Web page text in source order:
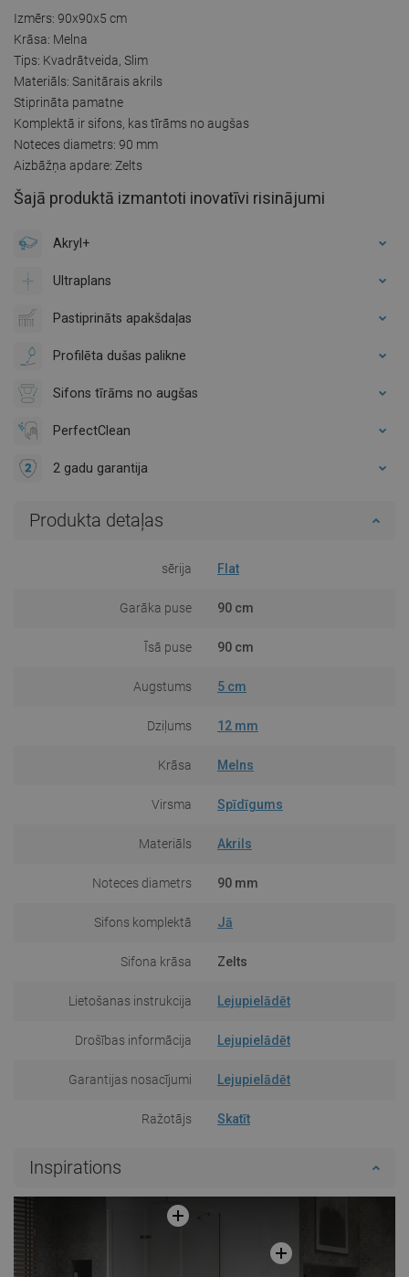
Izmērs: 90x90x5 cm
Krāsa: Melna
Tips: Kvadrātveida, Slim
Materiāls: Sanitārais akrils
Stiprināta pamatne
Komplektā ir sifons, kas tīrāms no augšas
Noteces diametrs: 90 mm
Aizbāžņa apdare: Zelts
Šajā produktā izmantoti inovatīvi risinājumi
Akryl+
Ultraplans
Pastiprināts apakšdaļas
Profilēta dušas palikne
Sifons tīrāms no augšas
PerfectClean
2 gadu garantija
Produkta detaļas
sērija Flat
Garāka puse 90 cm
Īsā puse 90 cm
Augstums 5 cm
Dziļums 12 mm
Krāsa Melns
Virsma Spīdīgums
Materiāls Akrils
Noteces diametrs 90 mm
Sifons komplektā Jā
Sifona krāsa Zelts
Lietošanas instrukcija Lejupielādēt
Drošības informācija Lejupielādēt
Garantijas nosacījumi Lejupielādēt
Ražotājs Skatīt
Inspirations